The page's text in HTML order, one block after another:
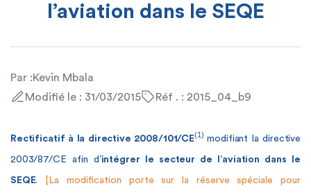
l’aviation dans le SEQE
Par :Kevin Mbala
Modifié le : 31/03/2015
Réf . : 2015_04_b9
Rectificatif à la directive 2008/101/CE(1) modifiant la directive
2003/87/CE afin d’intégrer le secteur de l’aviation dans le
SEQE. [La modification porte sur la réserve spéciale pour